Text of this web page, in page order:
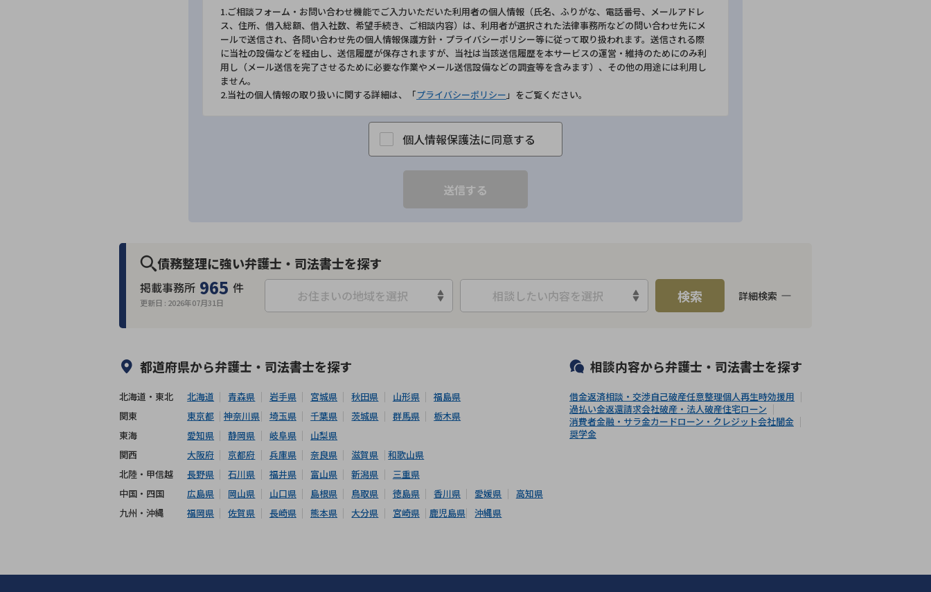
1.ご相談フォーム・お問い合わせ機能でご入力いただいた利用者の個人情報（氏名、ふりがな、電話番号、メールアドレ
ス、住所、借入総額、借入社数、希望手続き、ご相談内容）は、利用者が選択された法律事務所などの問い合わせ先にメ
ールで送信され、各問い合わせ先の個人情報保護方針・プライバシーポリシー等に従って取り扱われます。送信される際
に当社の設備などを経由し、送信履歴が保存されますが、当社は当該送信履歴を本サービスの運営・維持のためにのみ利
用し（メール送信を完了させるために必要な作業やメール送信設備などの調査等を含みます）、その他の用途には利用し
ません。
2.当社の個人情報の取り扱いに関する詳細は、「プライバシーポリシー 」をご覧ください。
個人情報保護法に同意する
債務整理に強い弁護士・司法書士を探す
掲載事務所 965 件
更新日 : 2026年07月31日 お住まいの地域を選択 相談したい内容を選択 検索 詳細検索
都道府県から弁護士・司法書士を探す
北海道・東北 北海道 青森県 岩手県 宮城県 秋田県 山形県
福島県
関東
東京都 神奈川県 埼玉県 千葉県 茨城県 群馬県
栃木県
東海
愛知県 静岡県 岐阜県
山梨県
関西
大阪府 京都府 兵庫県 奈良県 滋賀県
和歌山県
北陸・甲信越
長野県 石川県 福井県 富山県 新潟県
三重県
中国・四国
広島県 岡山県 山口県 島根県 鳥取県 徳島県 香川県 愛媛県
高知県
九州・沖縄
福岡県 佐賀県 長崎県 熊本県 大分県 宮崎県 鹿児島県 沖縄県
相談内容から弁護士・司法書士を探す
借金返済相談・交渉自己破産任意整理個人再生時効援用
過払い金返還請求会社破産・法人破産住宅ローン
消費者金融・サラ金カードローン・クレジット会社闇金
奨学金